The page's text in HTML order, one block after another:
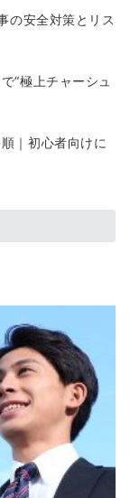
の安全対策とリス
“極上チャーシュ
｜初心者向けに